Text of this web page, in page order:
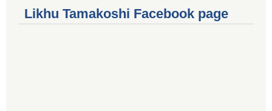
Likhu Tamakoshi Facebook page